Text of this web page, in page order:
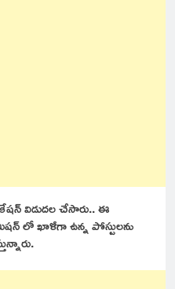
విడుదల చేసారు.. ఈ
లో ఖాళీగా ఉన్న పోస్టులను